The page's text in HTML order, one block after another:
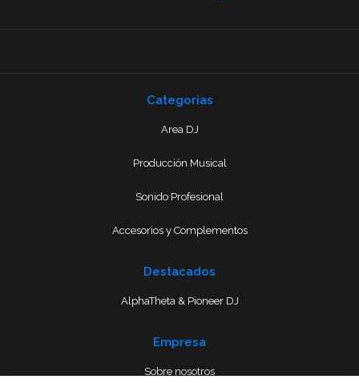
Categorias
Area DJ
Producción Musical
Sonido Profesional
Accesorios y Complementos
Destacados
AlphaTheta & Pioneer DJ
Empresa
Sobre nosotros